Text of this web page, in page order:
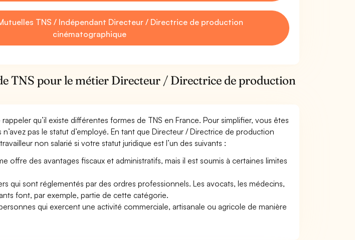
TNS / Indépendant Directeur / Directrice de production
cinématographique
TNS pour le métier Directeur / Directrice de production
qu’il existe différentes formes de TNS en France. Pour simplifier, vous êtes
pas le statut d’employé. En tant que Directeur / Directrice de production
non salarié si votre statut juridique est l’un des suivants :
offre des avantages fiscaux et administratifs, mais il est soumis à certaines limites
qui sont réglementés par des ordres professionnels. Les avocats, les médecins,
font, par exemple, partie de cette catégorie.
qui exercent une activité commerciale, artisanale ou agricole de manière